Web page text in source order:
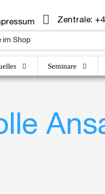
Zentrale:
Seminare